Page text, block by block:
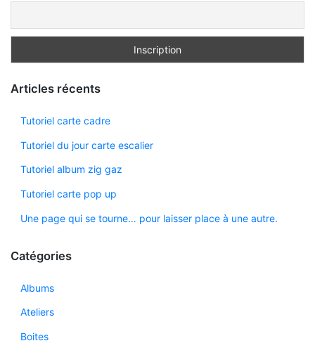
Articles récents
Tutoriel carte cadre
Tutoriel du jour carte escalier
Tutoriel album zig gaz
Tutoriel carte pop up
Une page qui se tourne… pour laisser place à une autre.
Catégories
Albums
Ateliers
Boites